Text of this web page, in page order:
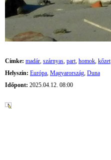
Címke: madár, szárnyas, part, homok, kőzet
Helyszín: Európa, Magyarország, Duna
Időpont: 2025.04.12. 08:00